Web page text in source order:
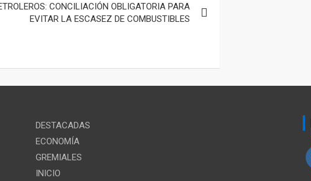
CONCILIACIÓN OBLIGATORIA PARA
EVITAR LA ESCASEZ DE COMBUSTIBLES
DESTACADAS
ECONOMÍA
GREMIALES
INICIO